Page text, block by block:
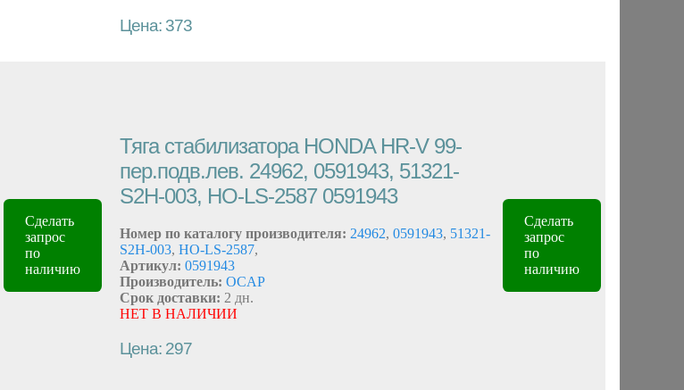
Цена: 373
Сделать
запрос
по
наличию
Тяга стабилизатора HONDA HR-V 99-
пер.подв.лев. 24962, 0591943, 51321-
S2H-003, HO-LS-2587 0591943
Номер по каталогу производителя: 24962, 0591943, 51321-
S2H-003, HO-LS-2587,
Артикул: 0591943
Производитель: OCAP
Срок доставки: 2 дн.
НЕТ В НАЛИЧИИ
Цена: 297
Сделать
запрос
по
наличию